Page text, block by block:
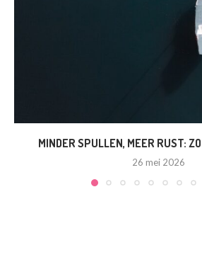
MINDER SPULLEN, MEER RUST:
26 mei 2026